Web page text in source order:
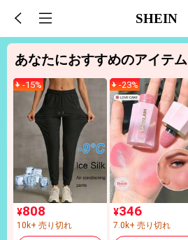
SHEIN
あなたにおすすめのアイテム
-15%
¥808
10k+ 売り切れ
(1000+)
-23%
¥346
7.0k+ 売り切れ
(1000+)